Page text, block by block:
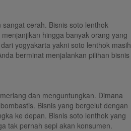
cerah. Bisnis soto lenthok
hingga banyak orang yang
yogyakarta yakni soto lenthok masih
berminat menjalankan pilihan bisnis
dan menguntungkan. Dimana
Bisnis yang bergelut dengan
ke depan. Bisnis soto lenthok yang
tak pernah sepi akan konsumen.